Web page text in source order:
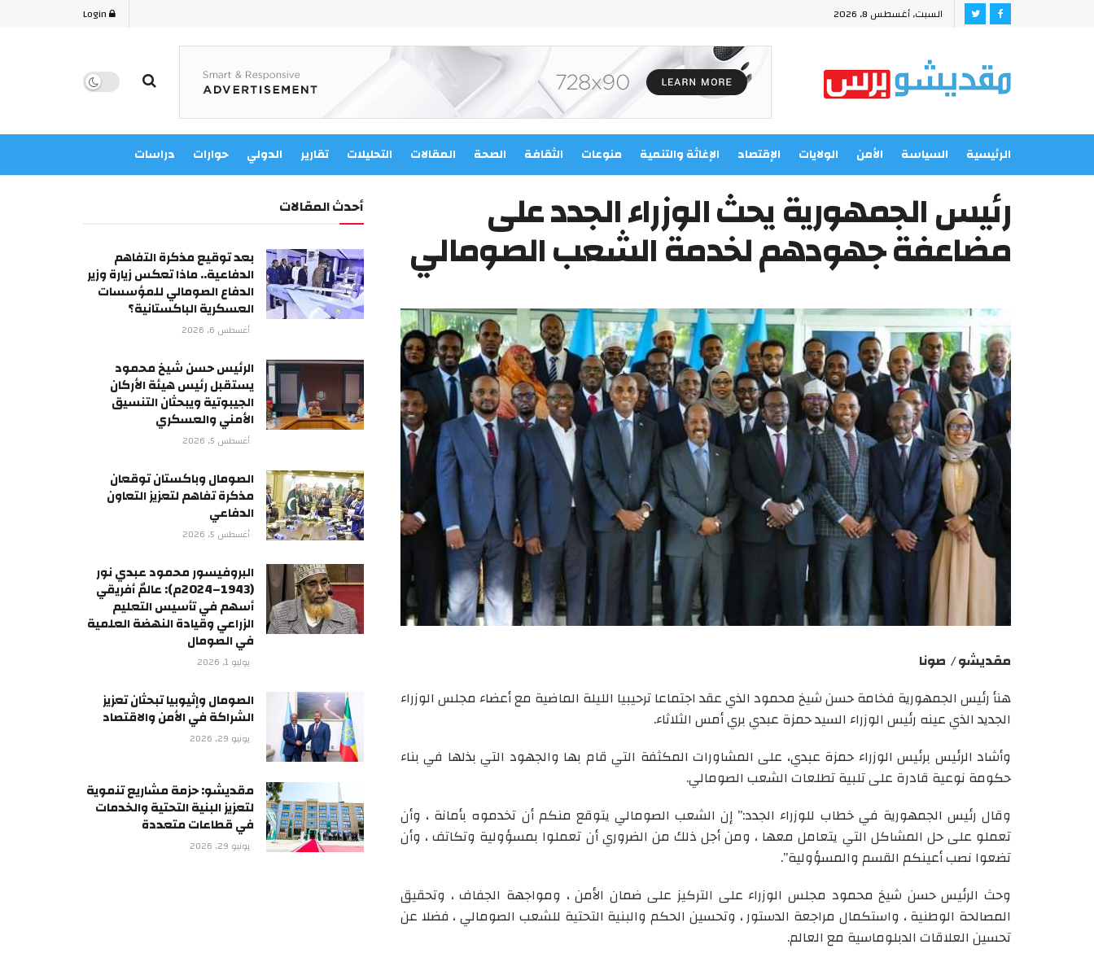
السبت, أغسطس 8, 2026
الرئيسية السياسة الأمن الولايات الإقتصاد الإغاثة والتنمية منوعات الثقافة الصحة المقالات التحليلات تقارير الدولي حوارات دراسات
رئيس الجمهورية يحث الوزراء الجدد على
مضاعفة جهودهم لخدمة الشعب الصومالي
مقديشو / صونا
هنأ رئيس الجمهورية فخامة حسن شيخ محمود الذي عقد اجتماعا ترحيبيا الليلة الماضية مع أعضاء مجلس الوزراء
الجديد الذي عينه رئيس الوزراء السيد حمزة عبدي بري أمس الثلاثاء.
وأشاد الرئيس برئيس الوزراء حمزة عبدي، على المشاورات المكثفة التي قام بها والجهود التي بذلها في بناء
حكومة نوعية قادرة على تلبية تطلعات الشعب الصومالي.
وقال رئيس الجمهورية في خطاب للوزراء الجدد:” إن الشعب الصومالي يتوقع منكم أن تخدموه بأمانة ، وأن
تعملو على حل المشاكل التي يتعامل معها ، ومن أجل ذلك من الضروري أن تعملوا بمسؤولية وتكاتف ، وأن
تضعوا نصب أعينكم القسم والمسؤولية”.
وحث الرئيس حسن شيخ محمود مجلس الوزراء على التركيز على ضمان الأمن ، ومواجهة الجفاف ، وتحقيق
المصالحة الوطنية ، واستكمال مراجعة الدستور ، وتحسين الحكم والبنية التحتية للشعب الصومالي ، فضلا عن
تحسين العلاقات الدبلوماسية مع العالم.
أحدث المقالات
بعد توقيع مذكرة التفاهم
الدفاعية.. ماذا تعكس زيارة وزير
الدفاع الصومالي للمؤسسات
العسكرية الباكستانية؟
أغسطس 6, 2026
الرئيس حسن شيخ محمود
يستقبل رئيس هيئة الأركان
الجيبوتية ويبحثان التنسيق
الأمني والعسكري
أغسطس 5, 2026
الصومال وباكستان توقعان
مذكرة تفاهم لتعزيز التعاون
الدفاعي
أغسطس 5, 2026
البروفيسور محمود عبدي نور
(1943–2024م): عالمٌ أفريقي
أسهم في تأسيس التعليم
الزراعي وقيادة النهضة العلمية
في الصومال
يوليو 1, 2026
الصومال وإثيوبيا تبحثان تعزيز
الشراكة في الأمن والاقتصاد
يونيو 29, 2026
مقديشو: حزمة مشاريع تنموية
لتعزيز البنية التحتية والخدمات
في قطاعات متعددة
يونيو 29, 2026